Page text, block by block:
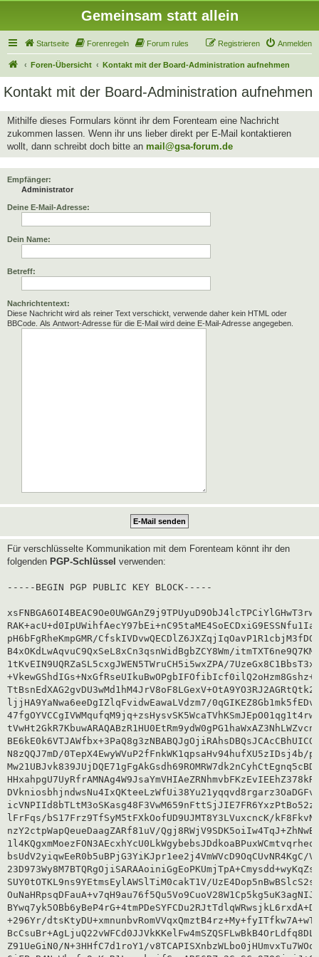
Gemeinsam statt allein
Startseite Forenregeln Forum rules Anmelden
Registrieren
Foren-Übersicht Kontakt mit der Board-Administration aufnehmen
Kontakt mit der Board-Administration aufnehmen
Mithilfe dieses Formulars könnt ihr dem Forenteam eine Nachricht
zukommen lassen. Wenn ihr uns lieber direkt per E-Mail kontaktieren
wollt, dann schreibt doch bitte an mail@gsa-forum.de
Empfänger:
Administrator
Deine E-Mail-Adresse:
Dein Name:
Betreff:
Nachrichtentext:
Diese Nachricht wird als reiner Text verschickt, verwende daher kein HTML oder
BBCode. Als Antwort-Adresse für die E-Mail wird deine E-Mail-Adresse angegeben.
Für verschlüsselte Kommunikation mit dem Forenteam könnt ihr den
folgenden PGP-Schlüssel verwenden:
-----BEGIN PGP PUBLIC KEY BLOCK-----
pH6bFgRheKmpGMR/
B4xOKdLwAqvuC9QxSeL8xCn3qsnWidBgbZCY8Wm/
1tKvEIN9UQRZaSL5cxgJWEN5TWruCH5i5wxZPA/
ljjHA9YaNwa6eeDgIZlqFvidwEawaLVdzm7/
N8zQQJ7mD/0TepX4EwyWVuP2fFnkWK1qpsaHv94hufXU5zIDsj4b/
lFrFqs/bS17Frz9TfSyM5tFXkOofUD9UJMT8Y3LVuxcncK/
nzY2ctpWapQeueDaagZARf81uV/
bsUdV2yiqwEeR0b5uBPjG3YiKJpr1ee2j4VmWVcD9OqCUvNR4KgC/
SUY0tOTKL9ns9YEtmsEylAWSlTiM0cakT1V/
+296Yr/
Z91UeGiN0/N+3HHfC7d1roY1/